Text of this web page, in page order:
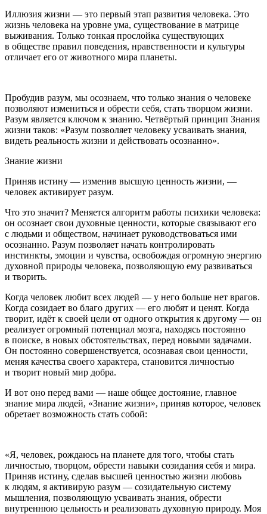
Иллюзия жизни — это первый этап развития человека. Это
жизнь человека на уровне ума, существование в матрице
выживания. Только тонкая прослойка существующих
в обществе правил поведения, нравственности и культуры
отличает его от животного мира планеты.
Пробудив разум, мы осознаем, что только знания о человеке
позволяют измениться и обрести себя, стать творцом жизни.
Разум является ключом к знанию. Четвёртый принцип Знания
жизни таков: «Разум позволяет человеку усваивать знания,
видеть реальность жизни и действовать осознанно».
Знание жизни
Приняв истину — изменив высшую ценность жизни, —
человек активирует разум.
Что это значит? Меняется алгоритм работы психики человека:
он осознает свои духовные ценности, которые связывают его
с людьми и обществом, начинает руководствоваться ими
осознанно. Разум позволяет начать контролировать
инстинкты, эмоции и чувства, освобождая огромную энергию
духовной природы человека, позволяющую ему развиваться
и творить.
Когда человек любит всех людей — у него больше нет врагов.
Когда созидает во благо других — его любят и ценят. Когда
творит, идёт к своей цели от одного открытия к другому — он
реализует огромный потенциал мозга, находясь постоянно
в поиске, в новых обстоятельствах, перед новыми задачами.
Он постоянно совершенствуется, осознавая свои ценности,
меняя качества своего характера, становится личностью
и творит новый мир добра.
И вот оно перед вами — наше общее достояние, главное
знание мира людей, «Знание жизни», приняв которое, человек
обретает возможность стать собой:
«Я, человек, рождаюсь на планете для того, чтобы стать
личностью, творцом, обрести навыки созидания себя и мира.
Приняв истину, сделав высшей ценностью жизни любовь
к людям, я активирую разум — созидательную систему
мышления, позволяющую усваивать знания, обрести
внутреннюю цельность и реализовать духовную природу. Моя